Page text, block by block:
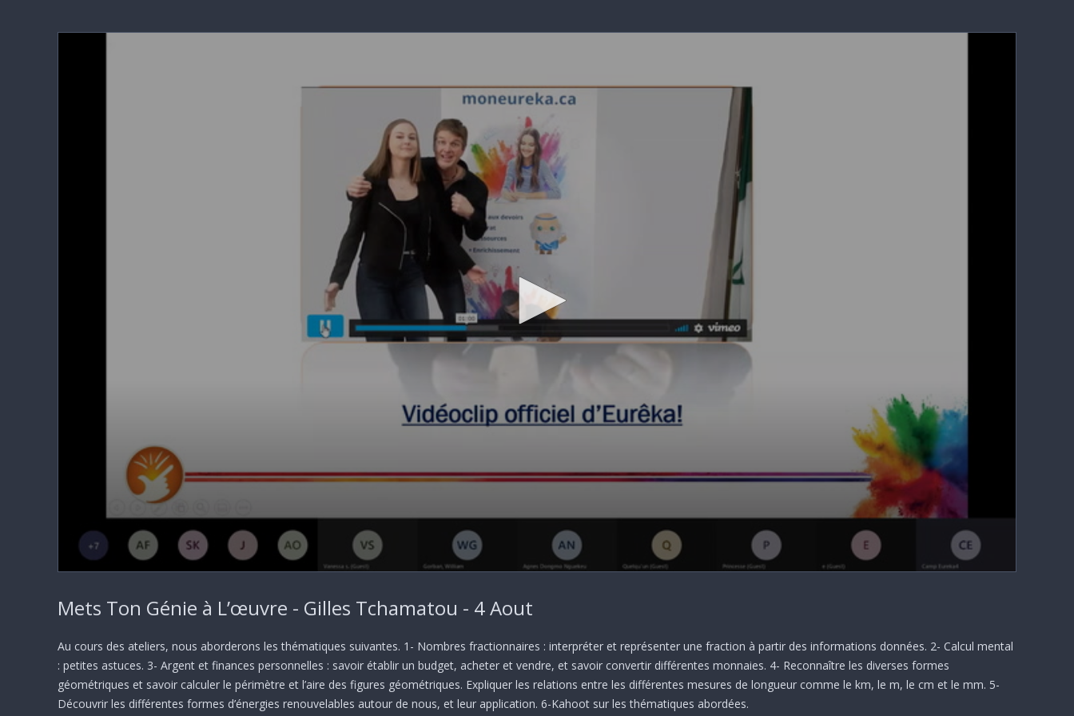
0
of
56
57
seconds Volume
90%
Mets Ton Génie à L’œuvre - Gilles Tchamatou - 4 Aout
Au cours des ateliers, nous aborderons les thématiques suivantes. 1- Nombres fractionnaires : interpréter et représenter une fraction à partir des informations données. 2- Calcul mental
: petites astuces. 3- Argent et finances personnelles : savoir établir un budget, acheter et vendre, et savoir convertir différentes monnaies. 4- Reconnaître les diverses formes
géométriques et savoir calculer le périmètre et l’aire des figures géométriques. Expliquer les relations entre les différentes mesures de longueur comme le km, le m, le cm et le mm. 5-
Découvrir les différentes formes d’énergies renouvelables autour de nous, et leur application. 6-Kahoot sur les thématiques abordées.